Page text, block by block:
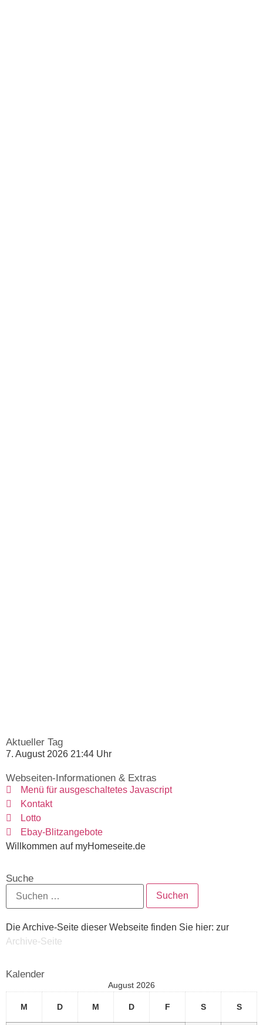
Aktueller Tag
7. August 2026 21:44 Uhr
Webseiten-Informationen & Extras
Menü für ausgeschaltetes Javascript
Kontakt
Lotto
Ebay-Blitzangebote
Willkommen auf myHomeseite.de
Suche
Die Archive-Seite dieser Webseite finden Sie hier: zur
Archive-Seite
Kalender
August 2026
M D M D F S S